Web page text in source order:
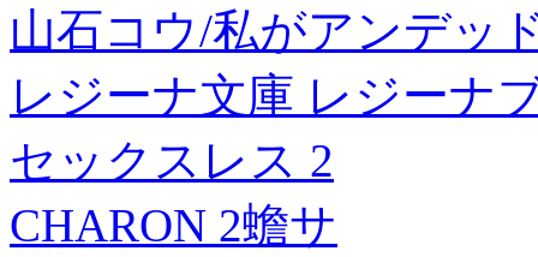
山石コウ/私がアンデッ
レジーナ文庫 レジーナ
セックスレス 2
CHARON 2蟾サ